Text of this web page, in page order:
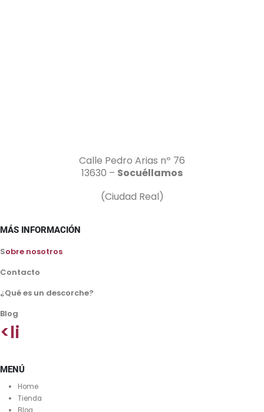
Calle Pedro Arias nº 76
13630 – Socuéllamos
(Ciudad Real)
MÁS INFORMACIÓN
Sobre nosotros
Contacto
¿Qué es un descorche?
Blog
<li
MENÚ
Home
Tienda